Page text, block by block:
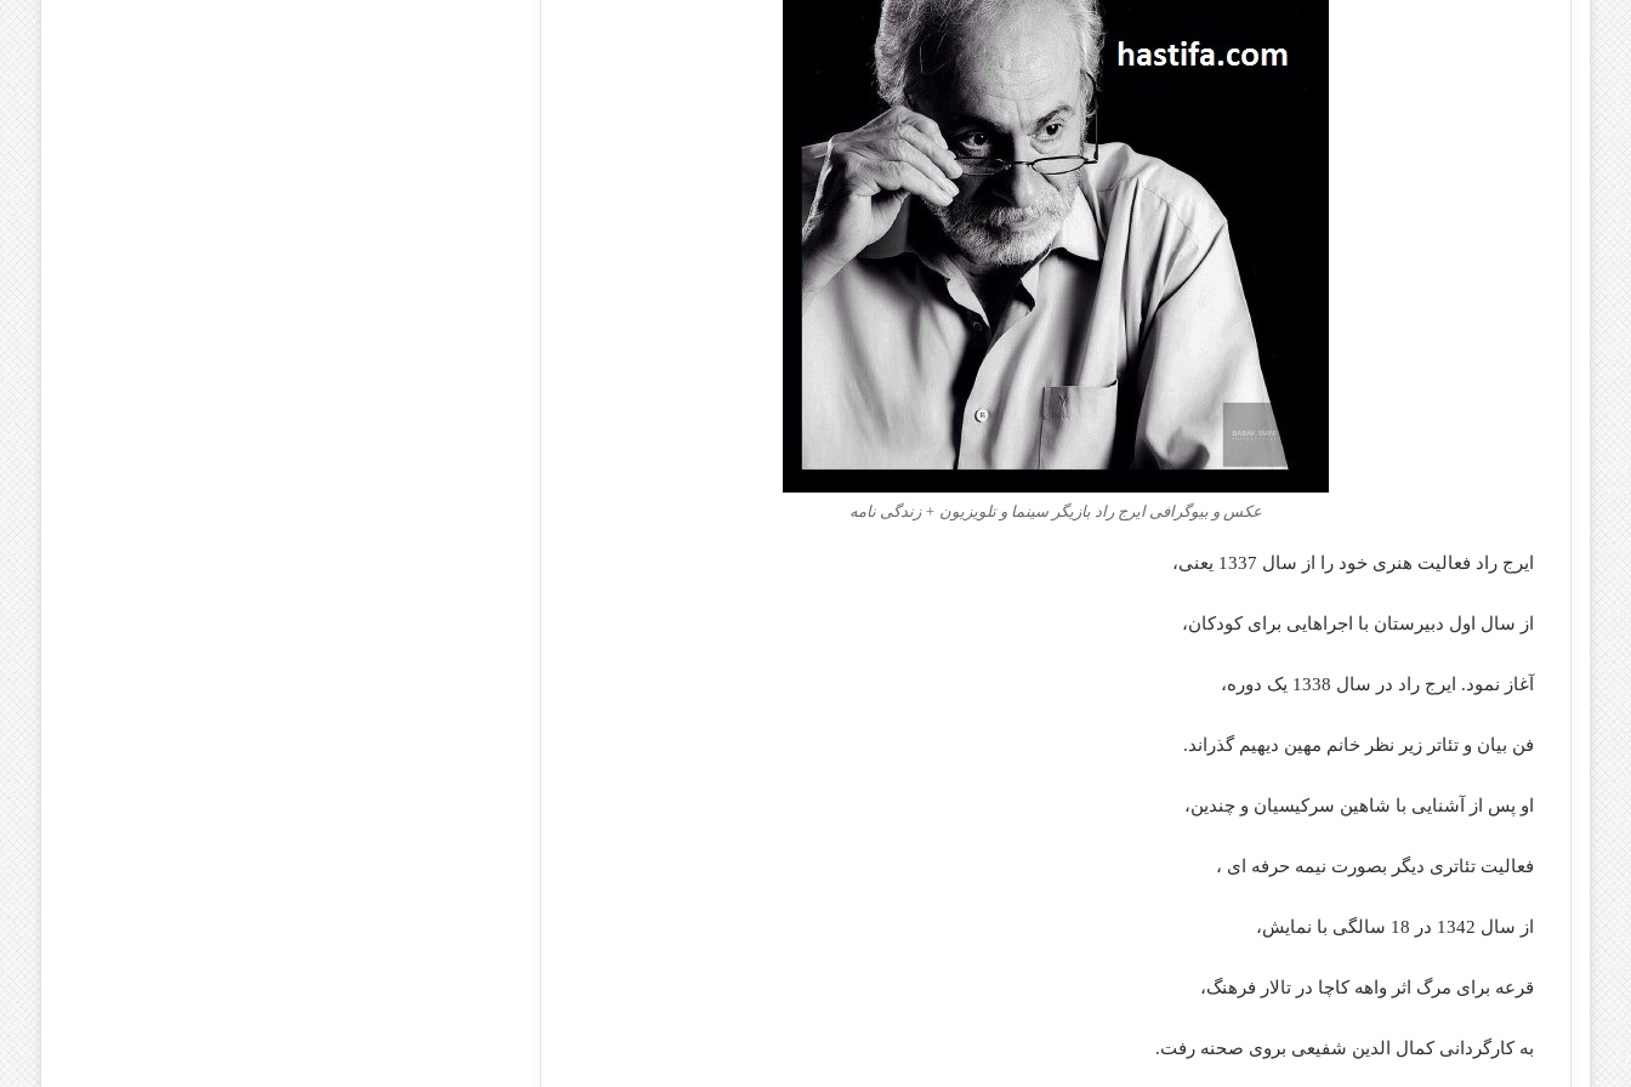
عکس و بیوگرافی ایرج راد بازیگر سینما و تلویزیون + زندگی نامه
ایرج راد فعالیت هنری خود را از سال 1337 یعنی،
از سال اول دبیرستان با اجراهایی برای کودکان،
آغاز نمود. ایرج راد در سال 1338 یک دوره،
فن بیان و تئاتر زیر نظر خانم مهین دیهیم گذراند.
او پس از آشنایی با شاهین سرکیسیان و چندین،
فعالیت تئاتری دیگر بصورت نیمه حرفه ای ،
از سال 1342 در 18 سالگی با نمایش،
قرعه برای مرگ اثر واهه کاچا در تالار فرهنگ،
به کارگردانی کمال الدین شفیعی بروی صحنه رفت.